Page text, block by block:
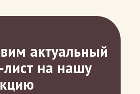
актуальный
лист на нашу